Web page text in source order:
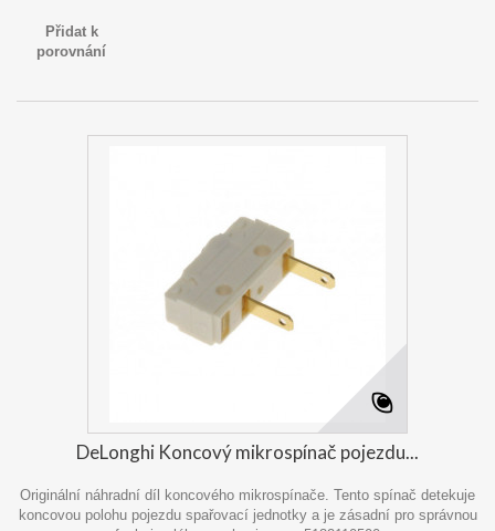
Přidat k
porovnání
DeLonghi Koncový mikrospínač pojezdu...
Originální náhradní díl koncového mikrospínače. Tento spínač detekuje
koncovou polohu pojezdu spařovací jednotky a je zásadní pro správnou